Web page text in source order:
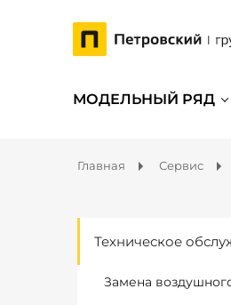
МОДЕЛЬНЫЙ РЯД
Главная Сервис
Техническое
Замена